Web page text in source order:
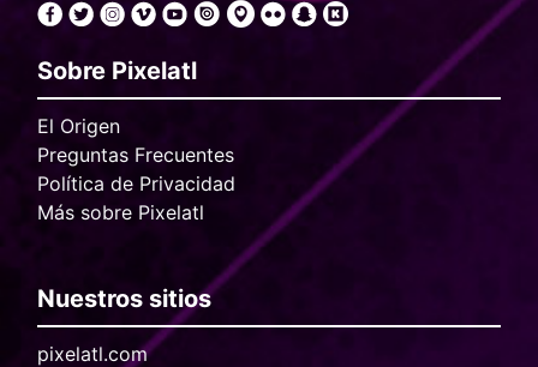
Sobre Pixelatl
El Origen
Preguntas Frecuentes
Política de Privacidad
Más sobre Pixelatl
Nuestros sitios
pixelatl.com